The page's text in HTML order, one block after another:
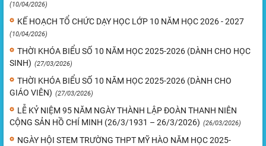
(10/04/2026)
KẾ HOẠCH TỔ CHỨC DẠY HỌC LỚP 10 NĂM HỌC 2026 - 2027
(10/04/2026)
THỜI KHÓA BIỂU SỐ 10 NĂM HỌC 2025-2026 (DÀNH CHO HỌC
SINH) (27/03/2026)
THỜI KHÓA BIỂU SỐ 10 NĂM HỌC 2025-2026 (DÀNH CHO
GIÁO VIÊN) (27/03/2026)
LỄ KỶ NIỆM 95 NĂM NGÀY THÀNH LẬP ĐOÀN THANH NIÊN
CỘNG SẢN HỒ CHÍ MINH (26/3/1931 – 26/3/2026) (26/03/2026)
NGÀY HỘI STEM TRƯỜNG THPT MỸ HÀO NĂM HỌC 2025-